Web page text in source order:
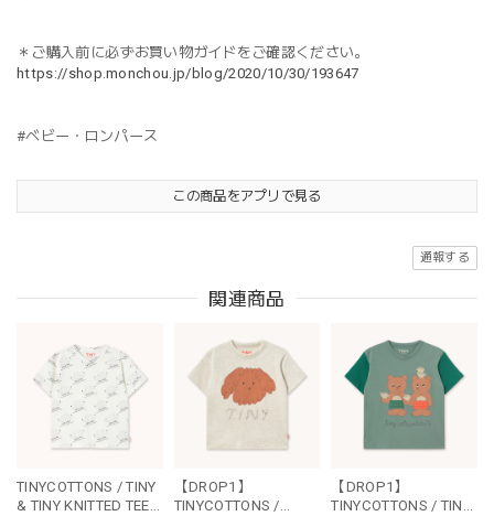
＊ご購入前に必ずお買い物ガイドをご確認ください。
https://shop.monchou.jp/blog/2020/10/30/193647
#ベビー・ロンパース
この商品をアプリで見る
通報する
関連商品
TINYCOTTONS / TINY
& TINY KNITTED TEE -
【DROP1】
TINYCOTTONS /
【DROP1】
TINYCOTTONS / TINY